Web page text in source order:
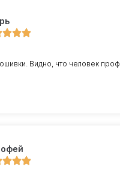
Видно, что человек